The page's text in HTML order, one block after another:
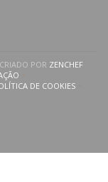
POR ZENCHEF
NUMA NOVA JANELA))
DE COOKIES
((ABRE NUMA
JANELA))